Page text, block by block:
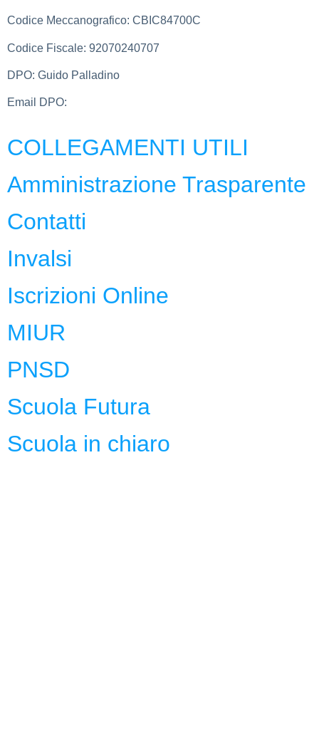
Codice Meccanografico: CBIC84700C
Codice Fiscale: 92070240707
DPO: Guido Palladino
Email DPO:
COLLEGAMENTI UTILI
Amministrazione Trasparente
Contatti
Invalsi
Iscrizioni Online
MIUR
PNSD
Scuola Futura
Scuola in chiaro